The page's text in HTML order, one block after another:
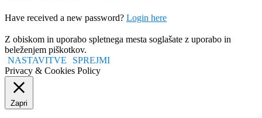
Have received a new password? Login here
Z obiskom in uporabo spletnega mesta soglašate z uporabo in
beleženjem piškotkov.
NASTAVITVE
SPREJMI
Privacy & Cookies Policy
Zapri